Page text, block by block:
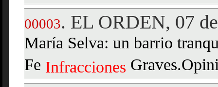
00003. EL ORDEN, 07
María Selva: un barrio
Fe Infracciones